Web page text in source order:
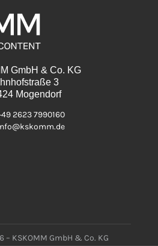
GmbH & Co. KG
3
Mogendorf
2623 7990160
KSKOMM GmbH & Co. KG